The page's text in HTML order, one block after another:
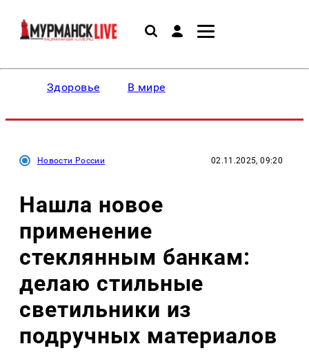
Здоровье В мире
Новости России 02.11.2025, 09:20
Нашла новое
применение
стеклянным банкам:
делаю стильные
светильники из
подручных материалов